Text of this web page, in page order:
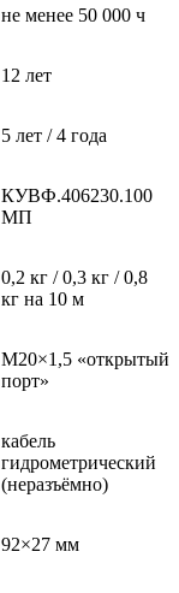
не менее 50 000 ч
12 лет
5 лет / 4 года
КУВФ.406230.100
МП
0,2 кг / 0,3 кг / 0,8
кг на 10 м
M20×1,5 «открытый
порт»
кабель
гидрометрический
(неразъёмно)
92×27 мм